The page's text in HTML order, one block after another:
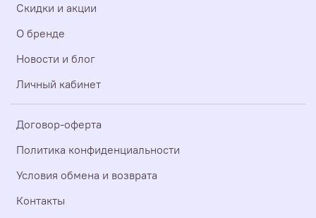
Скидки и акции
О бренде
Новости и блог
Личный кабинет
Договор-оферта
Политика конфиденциальности
Условия обмена и возврата
Контакты